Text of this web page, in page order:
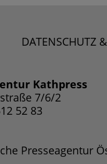
DATENSCHUTZ
Kathpress
7/6/2
52 83
Presseagentur